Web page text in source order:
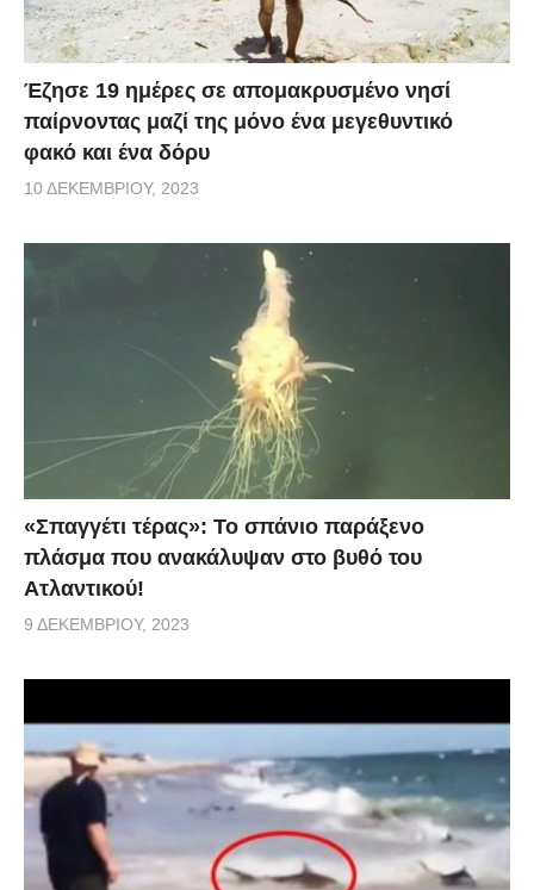
Έζησε 19 ημέρες σε απομακρυσμένο νησί
παίρνοντας μαζί της μόνο ένα μεγεθυντικό
φακό και ένα δόρυ
10 ΔΕΚΕΜΒΡΊΟΥ, 2023
«Σπαγγέτι τέρας»: Το σπάνιο παράξενο
πλάσμα που ανακάλυψαν στο βυθό του
Ατλαντικού!
9 ΔΕΚΕΜΒΡΊΟΥ, 2023